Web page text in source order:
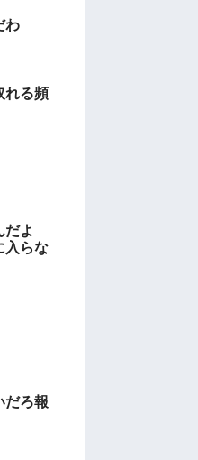
わ
れる頻
だよ
入らな
だろ報